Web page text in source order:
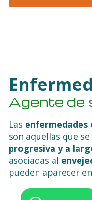
Agente de
Las enfermedades
son aquellas que
progresiva y a
asociadas al
pueden aparecer